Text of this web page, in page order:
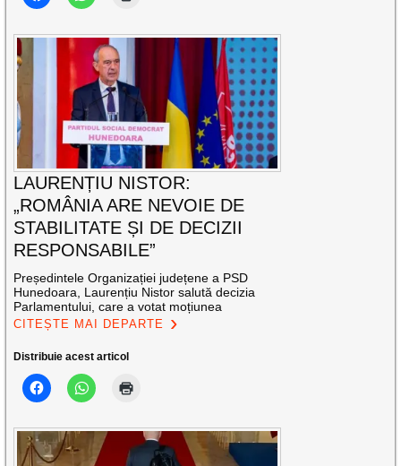
LAURENȚIU NISTOR:
„ROMÂNIA ARE NEVOIE DE
STABILITATE ȘI DE DECIZII
RESPONSABILE”
Președintele Organizației județene a PSD
Hunedoara, Laurențiu Nistor salută decizia
Parlamentului, care a votat moțiunea
CITEȘTE MAI DEPARTE
Distribuie acest articol